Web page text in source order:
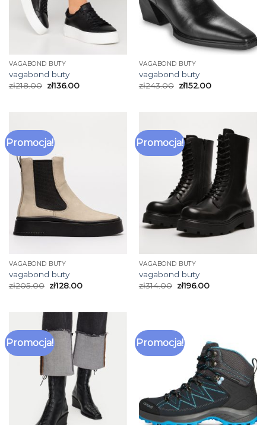
VAGABOND BUTY
vagabond buty
zł218.00 zł136.00
VAGABOND BUTY
vagabond buty
zł243.00 zł152.00
Promocja!
VAGABOND BUTY
vagabond buty
zł205.00 zł128.00
Promocja!
VAGABOND BUTY
vagabond buty
zł314.00 zł196.00
Promocja! Promocja!